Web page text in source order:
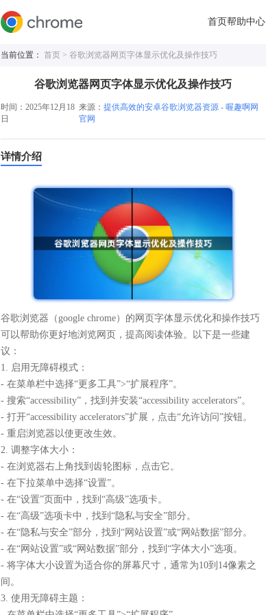
首页帮助中心
当前位置： 首页 > 谷歌浏览器网页字体显示优化及操作技巧
谷歌浏览器网页字体显示优化及操作技巧
时间：2025年12月18
日
来源：提供高效的安卓谷歌浏览器资源 - 喔趣啊网
官网
详情介绍
谷歌浏览器（google chrome）的网页字体显示优化和操作技巧
可以帮助你更好地浏览网页，提高阅读体验。以下是一些建
议：
1. 启用无障碍模式：
- 在菜单栏中选择“更多工具”>“扩展程序”。
- 搜索“accessibility”，找到并安装“accessibility accelerators”。
- 打开“accessibility accelerators”扩展，点击“允许访问”按钮。
- 重启浏览器以使更改生效。
2. 调整字体大小：
- 在浏览器右上角找到齿轮图标，点击它。
- 在下拉菜单中选择“设置”。
- 在“设置”页面中，找到“高级”选项卡。
- 在“高级”选项卡中，找到“隐私与安全”部分。
- 在“隐私与安全”部分，找到“网站设置”或“网站数据”部分。
- 在“网站设置”或“网站数据”部分，找到“字体大小”选项。
- 将字体大小设置为适合你的屏幕尺寸，通常为10到14像素之
间。
3. 使用无障碍主题：